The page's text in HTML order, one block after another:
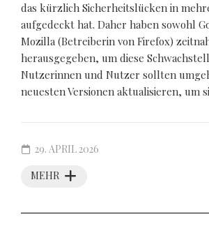
das kürzlich Sicherheitslücken in
aufgedeckt hat. Daher haben sowohl
Mozilla (Betreiberin von Firefox)
herausgegeben, um diese
Nutzerinnen und Nutzer sollten
neuesten Versionen aktualisieren, um
MEHR
29. APRIL 2026